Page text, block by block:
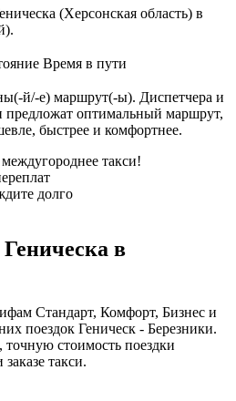
(Херсонская область) в
Время в пути
й/-е) маршрут(-ы). Диспетчера и
оптимальный маршрут,
быстрее и комфортнее.
такси!
долго
в
Стандарт, Комфорт, Бизнес и
поездок Геническ - Березники.
стоимость поездки
такси.